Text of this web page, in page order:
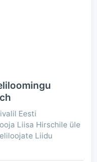
Eesti
Liisa Hirschile üle
Liidu